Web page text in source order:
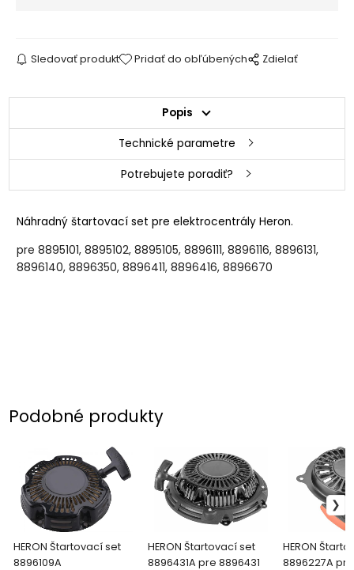
Sledovať produkt Pridať do obľúbených Zdielať
Popis
Technické parametre
Potrebujete poradiť?
Náhradný štartovací set pre elektrocentrály Heron.
pre 8895101, 8895102, 8895105, 8896111, 8896116, 8896131,
8896140, 8896350, 8896411, 8896416, 8896670
Podobné produkty
HERON Štartovací set
8896109A
HERON Štartovací set
8896431A pre 8896431
HERON
8896227A